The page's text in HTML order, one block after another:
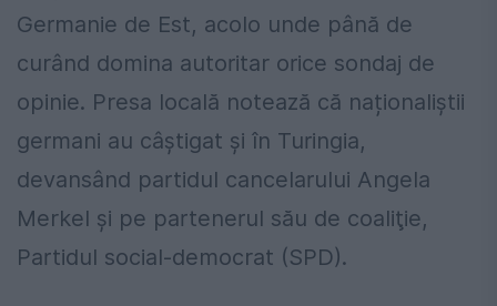
Germanie de Est, acolo unde până de
curând domina autoritar orice sondaj de
opinie. Presa locală notează că naționaliștii
germani au câștigat și în Turingia,
devansând partidul cancelarului Angela
Merkel şi pe partenerul său de coaliţie,
Partidul social-democrat (SPD).